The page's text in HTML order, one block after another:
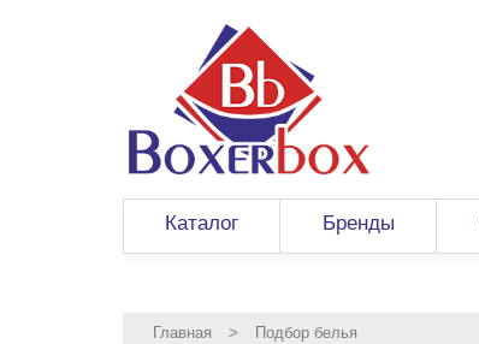
Каталог Бренды
Главная > Подбор белья